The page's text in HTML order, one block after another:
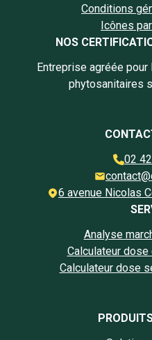
Conditions
Icônes
NOS
Entreprise agréée
phytosanitaires
02
6 avenue Nicolas
Analyse
Calculateur
Calculateur dose